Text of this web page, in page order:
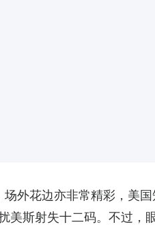
外花边亦非常精彩，美
美斯射失十二码。不过